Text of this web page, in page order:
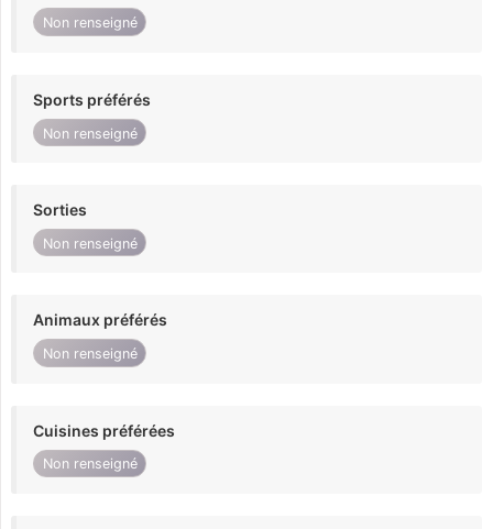
Non renseigné
Sports préférés
Non renseigné
Sorties
Non renseigné
Animaux préférés
Non renseigné
Cuisines préférées
Non renseigné